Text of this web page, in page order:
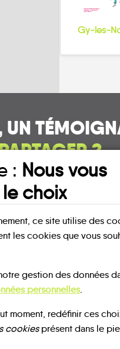
Gy-les-
UN
?
CONTACTEZ-NOUS !
BUS
: Nous vous
choix
ce site utilise des
les cookies que vous
gestion des données
personnelles.
moment, redéfinir ces
cookiesprésent dans le